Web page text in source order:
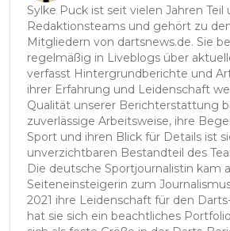
Sylke Puck ist seit vielen Jahren Teil
Redaktionsteams und gehört zu
Mitgliedern von dartsnews.de. Sie
regelmäßig in Liveblogs über
verfasst Hintergrundberichte und
ihrer Erfahrung und Leidenschaft
Qualität unserer Berichterstattung
zuverlässige Arbeitsweise, ihre
Sport und ihren Blick für Details ist
unverzichtbaren Bestandteil des
Die deutsche Sportjournalistin kam
Seiteneinsteigerin zum
2021 ihre Leidenschaft für den
hat sie sich ein beachtliches